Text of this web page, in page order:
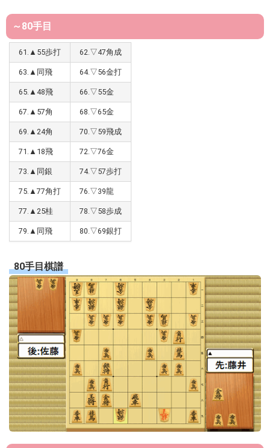
～80手目
61.▲55歩打 62.▽47角成
63.▲同飛 64.▽56金打
65.▲48飛 66.▽55金
67.▲57角 68.▽65金
69.▲24角 70.▽59飛成
71.▲18飛 72.▽76金
73.▲同銀 74.▽57歩打
75.▲77角打 76.▽39龍
77.▲25桂 78.▽58歩成
79.▲同飛 80.▽69銀打
80手目棋譜